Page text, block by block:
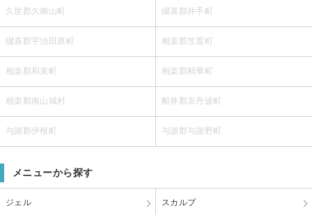
久世郡久御山町 綴喜郡井手町
綴喜郡宇治田原町 相楽郡笠置町
相楽郡和束町 相楽郡精華町
相楽郡南山城村 船井郡京丹波町
与謝郡伊根町 与謝郡与謝野町
メニューから探す
ジェル スカルプ